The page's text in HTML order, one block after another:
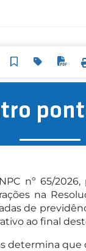
nº 65/
na
de
ao final
determina que